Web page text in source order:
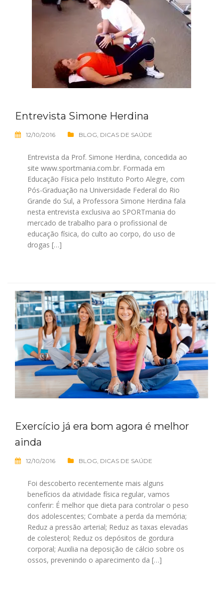
Entrevista Simone Herdina
12/10/2016 BLOG, DICAS DE SAÚDE
Entrevista da Prof. Simone Herdina, concedida ao
site www.sportmania.com.br. Formada em
Educação Física pelo Instituto Porto Alegre, com
Pós-Graduação na Universidade Federal do Rio
Grande do Sul, a Professora Simone Herdina fala
nesta entrevista exclusiva ao SPORTmania do
mercado de trabalho para o profissional de
educação física, do culto ao corpo, do uso de
drogas […]
Exercício já era bom agora é melhor
ainda
12/10/2016 BLOG DICAS DE SAÚDE
Foi descoberto recentemente mais alguns
benefícios da atividade física regular, vamos
conferir: É melhor que dieta para controlar o peso
dos adolescentes; Combate a perda da memória;
Reduz a pressão arterial; Reduz as taxas elevadas
de colesterol; Reduz os depósitos de gordura
corporal; Auxilia na deposição de cálcio sobre os
ossos, prevenindo o aparecimento da […]